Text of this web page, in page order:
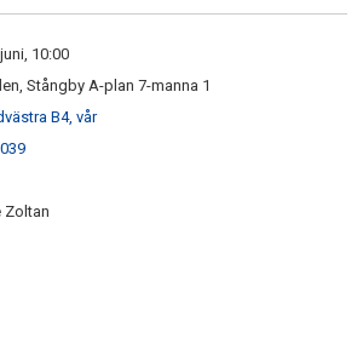
10:00
Stångby A-plan 7-manna 1
B4, vår
Zoltan